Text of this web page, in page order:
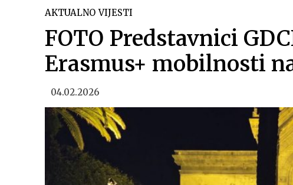
AKTUALNO VIJESTI
FOTO Predstavnici
Erasmus+ mobilnosti
04.02.2026